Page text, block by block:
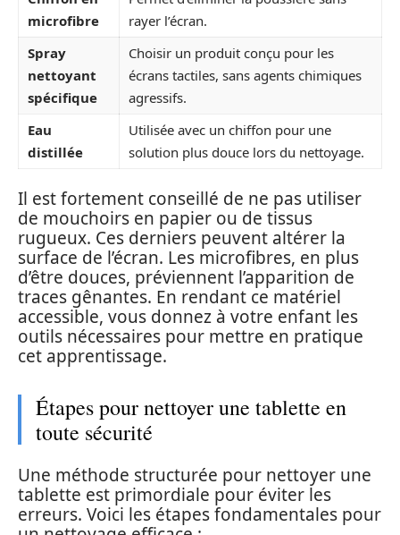
microfibre
rayer l’écran.
Spray
nettoyant
spécifique
Choisir un produit conçu pour les
écrans tactiles, sans agents chimiques
agressifs.
Eau
distillée
Utilisée avec un chiffon pour une
solution plus douce lors du nettoyage.
Il est fortement conseillé de ne pas utiliser
de mouchoirs en papier ou de tissus
rugueux. Ces derniers peuvent altérer la
surface de l’écran. Les microfibres, en plus
d’être douces, préviennent l’apparition de
traces gênantes. En rendant ce matériel
accessible, vous donnez à votre enfant les
outils nécessaires pour mettre en pratique
cet apprentissage.
Étapes pour nettoyer une tablette en
toute sécurité
Une méthode structurée pour nettoyer une
tablette est primordiale pour éviter les
erreurs. Voici les étapes fondamentales pour